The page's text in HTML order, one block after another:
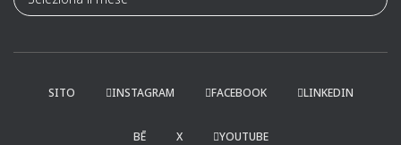
r
h
SITO INSTAGRAM FACEBOOK LINKEDIN
BĒ X YOUTUBE